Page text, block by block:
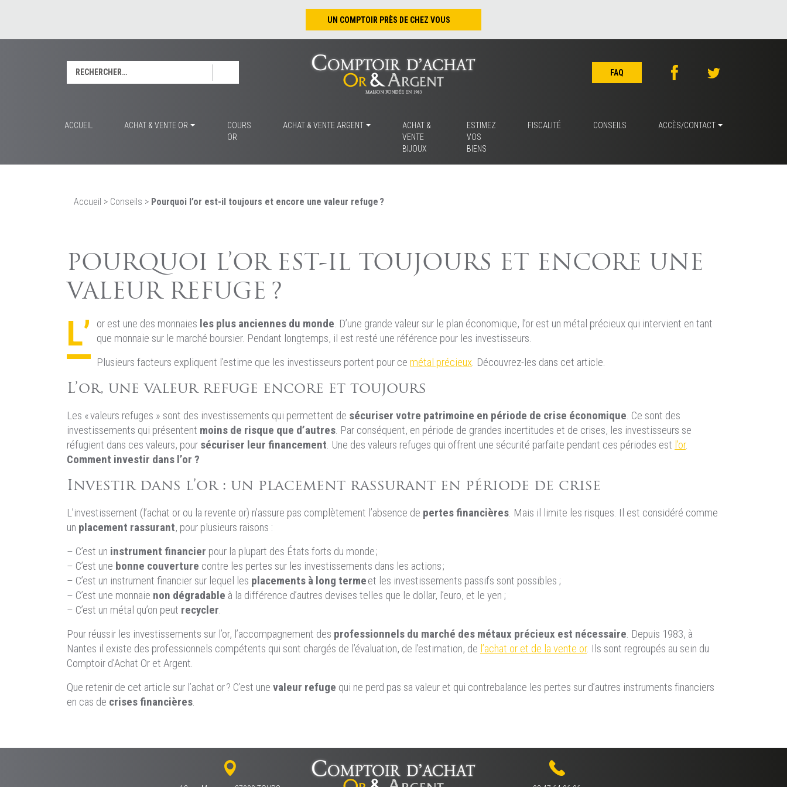
UN COMPTOIR PRÈS DE CHEZ VOUS
Nantes – Jean-Jacques Rousseau
Nantes – Saint-Pierre
Les Sables-d’Olonne
La Rochelle
La Roche/Yon
Rennes
Rechercher : FAQ
ACCUEIL ACHAT & VENTE OR
COURS
OR
ACHAT & VENTE ARGENT
ACHAT &
VENTE
BIJOUX
ESTIMEZ
VOS
BIENS
FISCALITÉ CONSEILS ACCÈS/CONTACT
Accueil > Conseils > Pourquoi l’or est-il toujours et encore une valeur refuge ?
POURQUOI L’OR EST-IL TOUJOURS ET ENCORE UNE
VALEUR REFUGE ?
L’ or est une des monnaies les plus anciennes du monde. D’une grande valeur sur le plan économique, l’or est un métal précieux qui intervient en tant
que monnaie sur le marché boursier. Pendant longtemps, il est resté une référence pour les investisseurs.
Plusieurs facteurs expliquent l’estime que les investisseurs portent pour ce métal précieux. Découvrez-les dans cet article.
L’or, une valeur refuge encore et toujours
Les « valeurs refuges » sont des investissements qui permettent de sécuriser votre patrimoine en période de crise économique. Ce sont des
investissements qui présentent moins de risque que d’autres. Par conséquent, en période de grandes incertitudes et de crises, les investisseurs se
réfugient dans ces valeurs, pour sécuriser leur financement. Une des valeurs refuges qui offrent une sécurité parfaite pendant ces périodes est l’or.
Comment investir dans l’or ?
Investir dans l’or : un placement rassurant en période de crise
L’investissement (l’achat or ou la revente or) n’assure pas complètement l’absence de pertes financières. Mais il limite les risques. Il est considéré comme
un placement rassurant, pour plusieurs raisons :
– C’est un instrument financier pour la plupart des États forts du monde ;
– C’est une bonne couverture contre les pertes sur les investissements dans les actions ;
– C’est un instrument financier sur lequel les placements à long termeet les investissements passifs sont possibles ;
– C’est une monnaie non dégradable à la différence d’autres devises telles que le dollar, l’euro, et le yen ;
– C’est un métal qu’on peut recycler.
Pour réussir les investissements sur l’or, l’accompagnement des professionnels du marché des métaux précieux est nécessaire. Depuis 1983, à
Nantes il existe des professionnels compétents qui sont chargés de l’évaluation, de l’estimation, de l’achat or et de la vente or. Ils sont regroupés au sein du
Comptoir d’Achat Or et Argent.
Que retenir de cet article sur l’achat or ? C’est une valeur refuge qui ne perd pas sa valeur et qui contrebalance les pertes sur d’autres instruments financiers
en cas de crises financières.